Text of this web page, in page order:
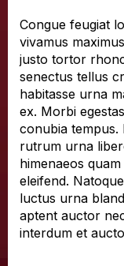
Congue feugiat
vivamus
justo tortor
senectus tellus
habitasse urna
ex. Morbi
conubia tempus.
rutrum urna
himenaeos
eleifend.
luctus urna
aptent auctor
interdum et